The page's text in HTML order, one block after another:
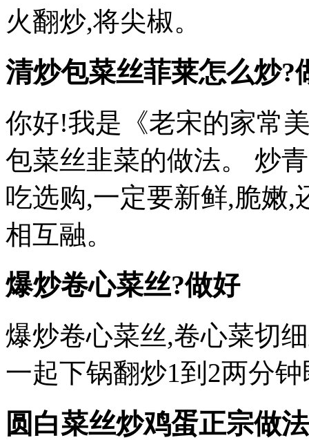
火翻炒,将尖椒。
清炒包菜丝菲莱怎么炒?
你好!我是《老宋的家常
包菜丝韭菜的做法。 炒
吃选购,一定要新鲜,脆嫩
相互融。
爆炒卷心菜丝?做好
爆炒卷心菜丝,卷心菜切
一起下锅翻炒1到2两分
圆白菜丝炒鸡蛋正宗做